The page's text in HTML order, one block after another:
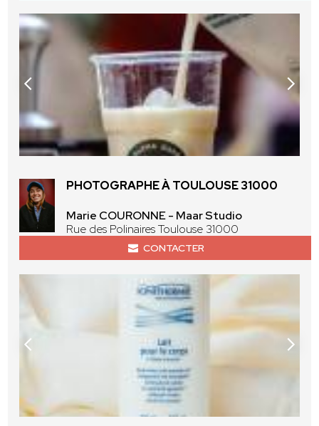
PHOTOGRAPHE À TOULOUSE 31000
Marie COURONNE - Maar Studio
Rue des Polinaires Toulouse 31000
CONTACTER